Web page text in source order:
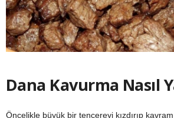
Dana Kavurma Nasıl
Öncelikle büyük bir tencereyi kızdırıp